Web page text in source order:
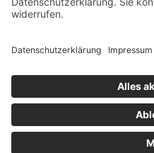
© 2026 Tietge GmbH,
vorbehalten.